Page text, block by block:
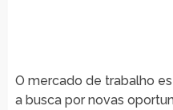
O mercado de trabalho
a busca por novas